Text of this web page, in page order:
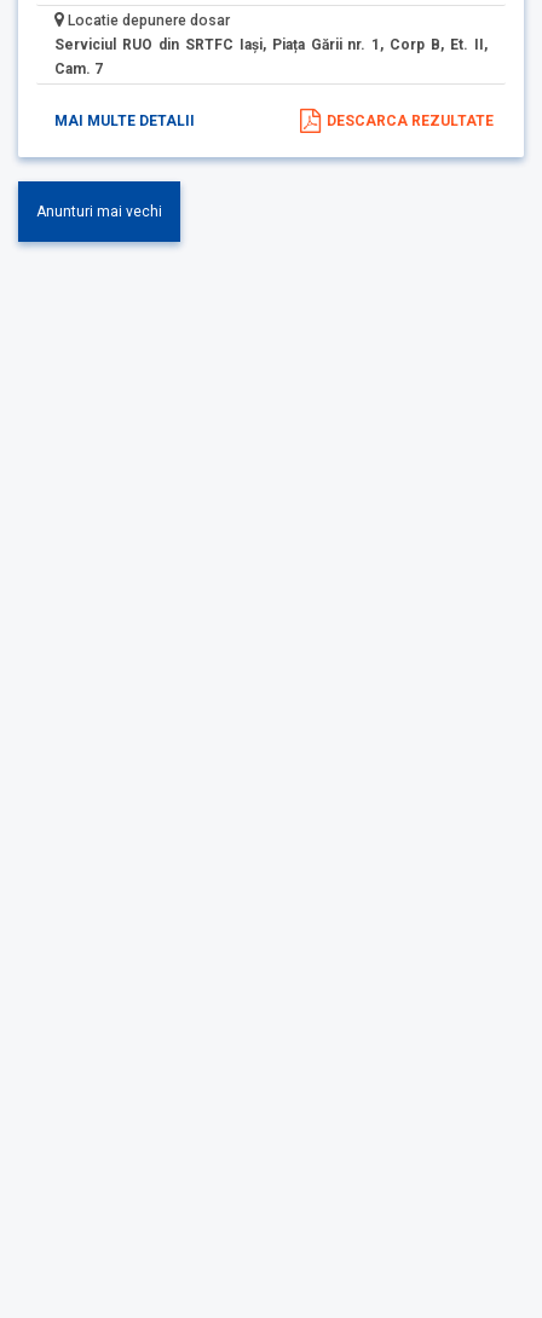
Locatie depunere dosar
Serviciul RUO din SRTFC Iași, Piața Gării nr. 1, Corp B, Et. II,
Cam. 7
MAI MULTE DETALII DESCARCA REZULTATE
Anunturi mai vechi